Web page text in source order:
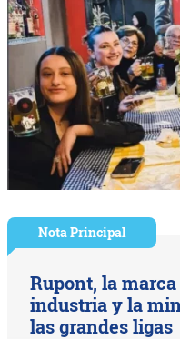
Nota Principal
Rupont, la
industria y la
las grandes ligas